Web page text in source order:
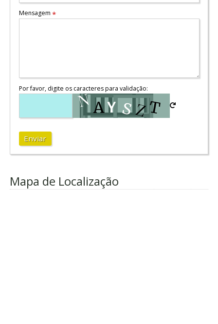
Mensagem *
Por favor, digite os caracteres para validação:
Enviar
Mapa de Localização